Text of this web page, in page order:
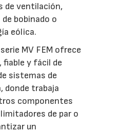
de ventilación,
bobinado o
eólica.
MV FEM ofrece
fiable y fácil de
sistemas de
donde trabaja
componentes
de par o
un